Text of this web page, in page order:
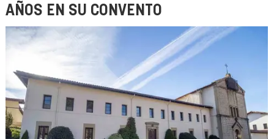
AÑOS EN SU CONVENTO